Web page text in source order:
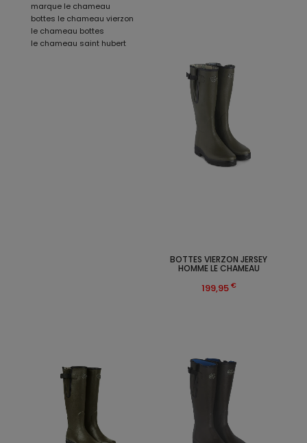
marque le chameau
bottes le chameau vierzon
le chameau bottes
le chameau saint hubert
BOTTES VIERZON JERSEY
HOMME LE CHAMEAU
199,95 €